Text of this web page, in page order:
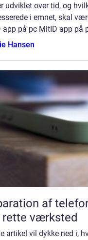
udviklet over tid, og
i emnet, skal
app på pc MitID app på
Hansen
af
værksted
artikel vil dykke ned i,